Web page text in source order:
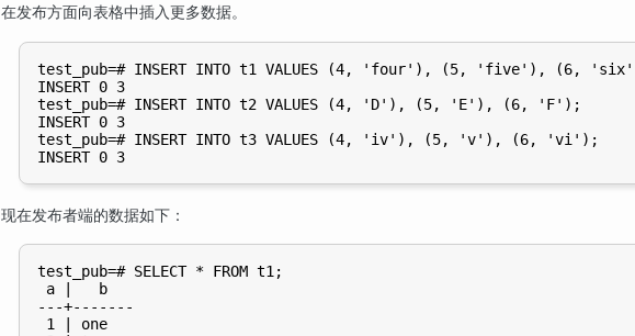
在发布方面向表格中插入更多数据。
test_pub=# INSERT INTO t1 VALUES (4, 'four'), (5, 'five'), (6,
INSERT 0 3
test_pub=# INSERT INTO t2 VALUES (4, 'D'), (5, 'E'), (6, 'F');
INSERT 0 3
test_pub=# INSERT INTO t3 VALUES (4, 'iv'), (5, 'v'), (6, 'vi');
现在发布者端的数据如下：
test_pub=# SELECT * FROM t1;
a |   b
---+-------
1 | one